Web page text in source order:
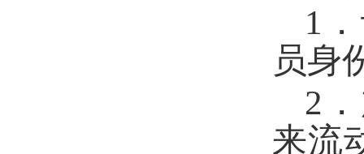
1
员身
2
来流